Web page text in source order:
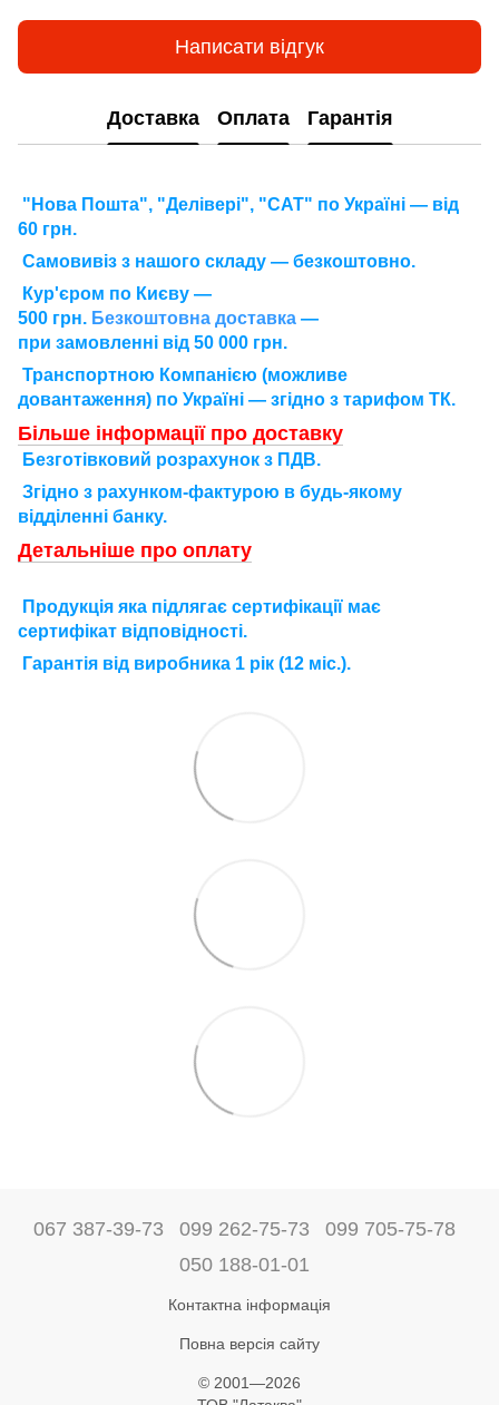
Написати відгук
Доставка Оплата Гарантія
"Нова Пошта", "Делівері", "САТ" по Україні — від
60 грн.
Самовивіз з нашого складу — безкоштовно.
Кур'єром по Києву —
500 грн. Безкоштовна доставка —
при замовленні від 50 000 грн.
Транспортною Компанією (можливе
довантаження) по Україні — згідно з тарифом ТК.
Більше інформації про доставку
Безготівковий розрахунок з ПДВ.
Згідно з рахунком-фактурою в будь-якому
відділенні банку.
Детальніше про оплату
П родукція яка підлягає сертифікації має
сертифікат відповідності.
Гарантія від виробника 1 рік (12 міс.).
067 387-39-73 099 262-75-73
099 705-75-78
050 188-01-01
Контактна інформація
Повна версія сайту
© 2001—2026